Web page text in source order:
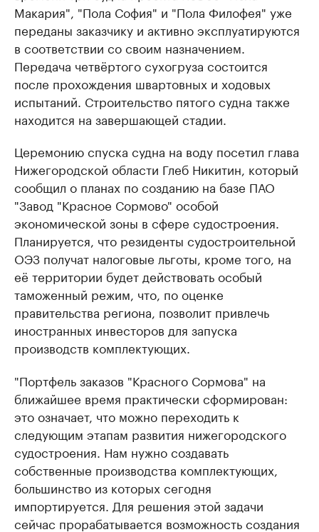
Макария", "Пола София" и "Пола Филофея" уже
переданы заказчику и активно эксплуатируются
в соответствии со своим назначением.
Передача четвёртого сухогруза состоится
после прохождения швартовных и ходовых
испытаний. Строительство пятого судна также
находится на завершающей стадии.
Церемонию спуска судна на воду посетил глава
Нижегородской области Глеб Никитин, который
сообщил о планах по созданию на базе ПАО
"Завод "Красное Сормово" особой
экономической зоны в сфере судостроения.
Планируется, что резиденты судостроительной
ОЭЗ получат налоговые льготы, кроме того, на
её территории будет действовать особый
таможенный режим, что, по оценке
правительства региона, позволит привлечь
иностранных инвесторов для запуска
производств комплектующих.
"Портфель заказов "Красного Сормова" на
ближайшее время практически сформирован:
это означает, что можно переходить к
следующим этапам развития нижегородского
судостроения. Нам нужно создавать
собственные производства комплектующих,
большинство из которых сегодня
импортируется. Для решения этой задачи
сейчас прорабатывается возможность создания